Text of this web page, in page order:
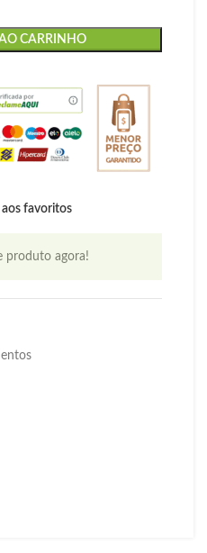
CARRINHO
favoritos
produto agora!